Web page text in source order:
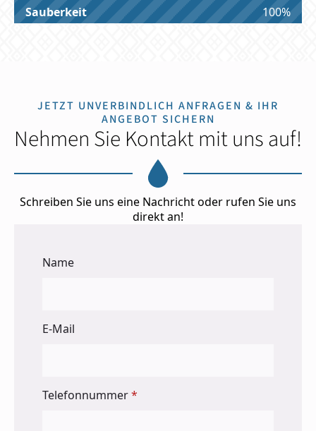
Sauberkeit
100%
JETZT UNVERBINDLICH ANFRAGEN & IHR
ANGEBOT SICHERN
Nehmen Sie Kontakt mit uns auf!
Schreiben Sie uns eine Nachricht oder rufen Sie uns
direkt an!
Name
E-Mail
Telefonnummer*